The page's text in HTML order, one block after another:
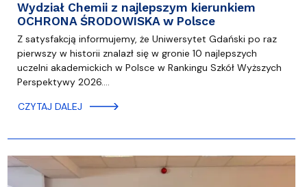
Wydział Chemii z najlepszym kierunkiem
OCHRONA ŚRODOWISKA w Polsce
Z satysfakcją informujemy, że Uniwersytet Gdański po raz
pierwszy w historii znalazł się w gronie 10 najlepszych
uczelni akademickich w Polsce w Rankingu Szkół Wyższych
Perspektywy 2026.…
CZYTAJ DALEJ